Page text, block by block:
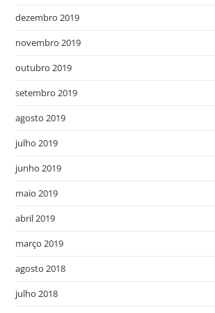
dezembro 2019
novembro 2019
outubro 2019
setembro 2019
agosto 2019
julho 2019
junho 2019
maio 2019
abril 2019
março 2019
agosto 2018
julho 2018